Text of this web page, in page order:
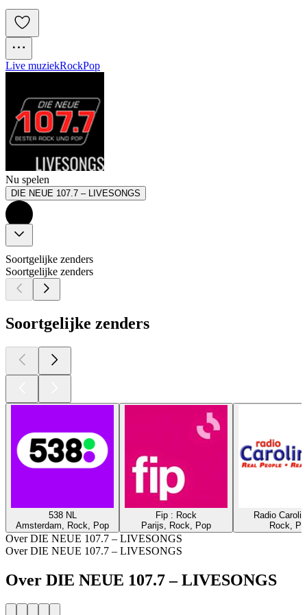
Live muziekRockPop
Nu spelen
DIE NEUE 107.7 – LIVESONGS
Soortgelijke zenders
Soortgelijke zenders
Soortgelijke zenders
538 NL
Amsterdam, Rock, Pop
Fip : Rock
Parijs, Rock, Pop
Radio
Rock,
Over DIE NEUE 107.7 – LIVESONGS
Over DIE NEUE 107.7 – LIVESONGS
Over DIE NEUE 107.7 – LIVESONGS